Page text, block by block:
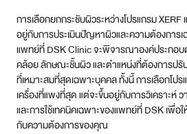
การเลือกยกกระชับผิวระหว่างโปรแกรม
อยู่กับการประเมินปัญหาผิวและความต้องการ
แพทย์ที่ DSK Clinic จะพิจารณาองค์ประกอบ
คล้อย ลักษณะชั้นผิว และตำแหน่งที่ต้องการปรั
ที่เหมาะสมที่สุดเฉพาะบุคคล ทั้งนี้ การเลือกโปร
เครื่องที่แพงที่สุด แต่จะขึ้นอยู่กับการวิเคราะห์
และการใช้เทคนิคเฉพาะของแพทย์ที่ DSK เพื่
กับความต้องการของคุณ